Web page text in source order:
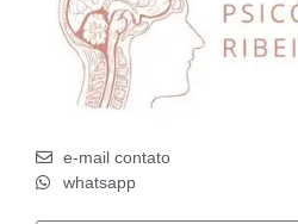
e-mail contato
whatsapp